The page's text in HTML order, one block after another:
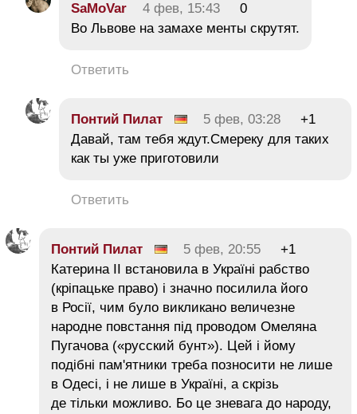
SaMoVar 4 фев, 15:43
0
Во Львове на замахе менты скрутят.
Ответить
Понтий Пилат 5 фев, 03:28
+1
Давай, там тебя ждут.Смереку для таких
как ты уже приготовили
Ответить
Понтий Пилат 5 фев, 20:55
+1
Катерина ІІ встановила в Україні рабство
(кріпацьке право) і значно посилила його
в Росії, чим було викликано величезне
народне повстання під проводом Омеляна
Пугачова («русский бунт»). Цей і йому
подібні пам'ятники треба позносити не лише
в Одесі, і не лише в Україні, а скрізь
де тільки можливо. Бо це зневага до народу,